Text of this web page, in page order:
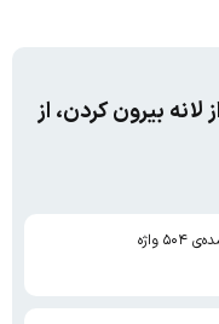
لانه بیرون کردن، از